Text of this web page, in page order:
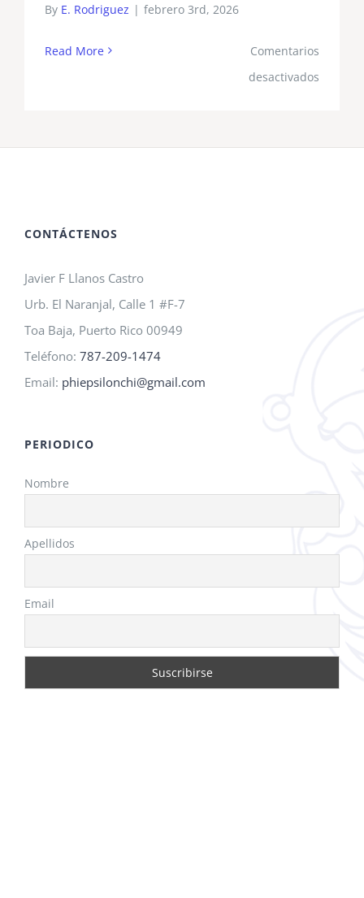
By E. Rodriguez | febrero 3rd, 2026
Read More
Comentarios
desactivados
CONTÁCTENOS
Javier F Llanos Castro
Urb. El Naranjal, Calle 1 #F-7
Toa Baja, Puerto Rico 00949
Teléfono: 787-209-1474
Email: phiepsilonchi@gmail.com
PERIODICO
Nombre
Apellidos
Email